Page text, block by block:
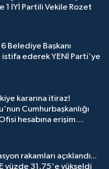
1 İYİ Partili Vekile Rozet
Belediye Başkanı
ederek YENİ Parti'ye
kararına itiraz!
Cumhurbaşkanlığı
hesabına erişim
rakamları açıklandı...
yüzde 31,75'e yükseldi